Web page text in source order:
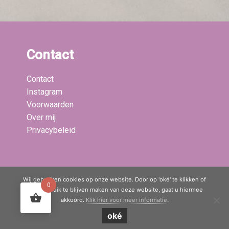
Contact
Contact
Instagram
Voorwaarden
Over mij
Privacybeleid
Laatste blogs:
© Copyright 2020 - 2026 Mama Boetiek / Yogaboetiek
0
Wij gebruiken cookies op onze website. Door op 'oké' te klikken of
door gebruik te blijven maken van deze website, gaat u hiermee
akkoord. Klik hier voor meer informatie.
oké